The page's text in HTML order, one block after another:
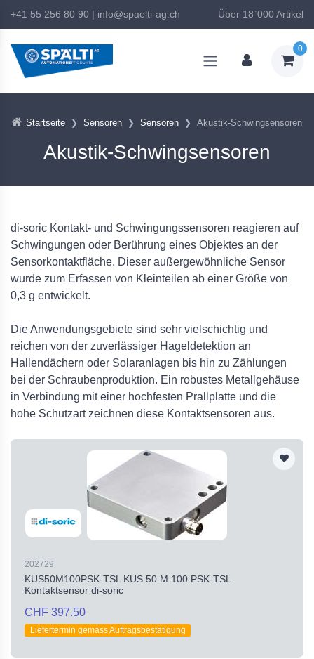
+41 55 256 80 90 | info@spaelti-ag.ch Über 18`000 Artikel
0
Startseite Sensoren Sensoren Akustik-Schwingsensoren
Akustik-Schwingsensoren
di-soric Kontakt- und Schwingungssensoren reagieren auf
Schwingungen oder Berührung eines Objektes an der
Sensorkontaktfläche. Dieser außergewöhnliche Sensor
wurde zum Erfassen von Kleinteilen ab einer Größe von
0,3 g entwickelt.
Die Anwendungsgebiete sind sehr vielschichtig und
reichen von der zuverlässiger Hageldetektion an
Hallendächern oder Solaranlagen bis hin zu Zählungen
bei der Schraubenproduktion. Ein robustes Metallgehäuse
in Verbindung mit einer hochfesten Prallplatte und die
hohe Schutzart zeichnen diese Kontaktsensoren aus.
202729
KUS50M100PSK-TSL KUS 50 M 100 PSK-TSL
Kontaktsensor di-soric
CHF 397.50
Liefertermin gemäss Auftragsbestätigung